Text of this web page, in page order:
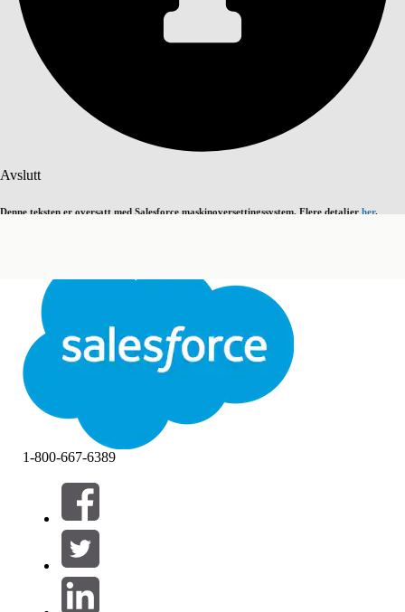
Avslutt
Denne teksten er oversatt med Salesforce maskinoversettingssystem. Flere detaljer her.
Avslutt Avslutt
Vis innholdsfortegnelse
Filtrer etter (0)
VELG FILTRE
Produktområde
1-800-667-6389